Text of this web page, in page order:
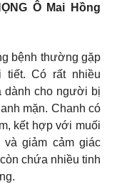
Ô Mai Hồng
bệnh thường gặp
tiết. Có rất nhiều
dành cho người bị
mặn. Chanh có
kết hợp với muối
giảm cảm giác
chứa nhiều tinh